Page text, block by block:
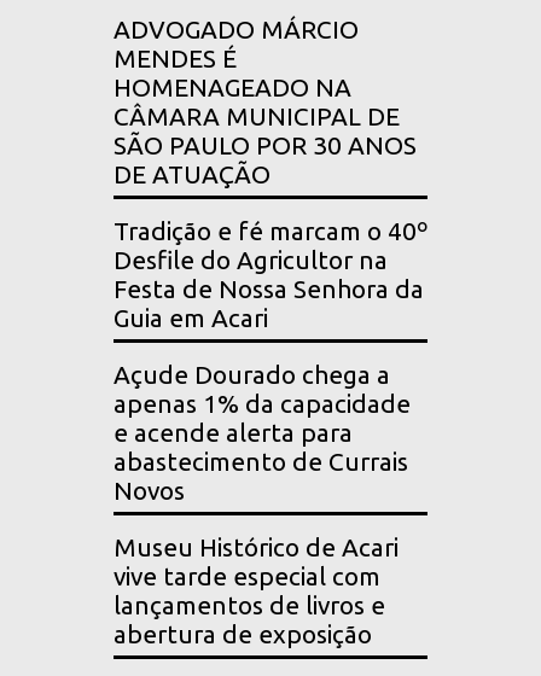
ADVOGADO MÁRCIO
MENDES É
HOMENAGEADO NA
CÂMARA MUNICIPAL DE
SÃO PAULO POR 30 ANOS
DE ATUAÇÃO
Tradição e fé marcam o 40º
Desfile do Agricultor na
Festa de Nossa Senhora da
Guia em Acari
Açude Dourado chega a
apenas 1% da capacidade
e acende alerta para
abastecimento de Currais
Novos
Museu Histórico de Acari
vive tarde especial com
lançamentos de livros e
abertura de exposição